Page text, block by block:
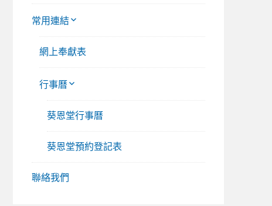
常用連結
網上奉獻表
行事曆
葵恩堂行事曆
葵恩堂預約登記表
聯絡我們